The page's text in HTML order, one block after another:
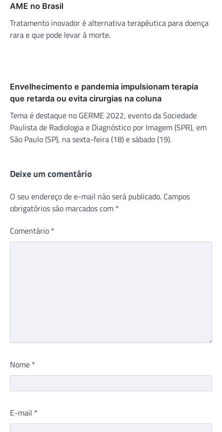
AME no Brasil
Tratamento inovador é alternativa terapêutica para doença
rara e que pode levar à morte.
Envelhecimento e pandemia impulsionam terapia
que retarda ou evita cirurgias na coluna
Tema é destaque no GERME 2022, evento da Sociedade
Paulista de Radiologia e Diagnóstico por Imagem (SPR), em
São Paulo (SP), na sexta-feira (18) e sábado (19).
Deixe um comentário
O seu endereço de e-mail não será publicado. Campos
obrigatórios são marcados com *
Comentário *
Nome *
E-mail *